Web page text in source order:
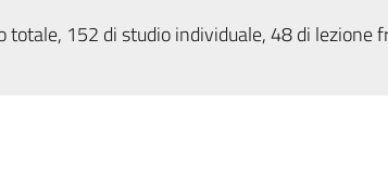
152 di studio individuale, 48 di lezione